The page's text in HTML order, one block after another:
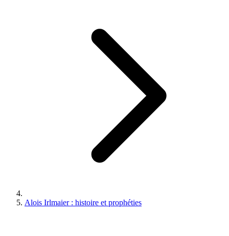
Alois Irlmaier : histoire et prophéties